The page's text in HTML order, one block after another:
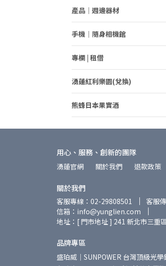
產品｜週邊器材
手機｜隨身相機館
專欄 | 租借
湧蓮紅利樂園(兌換)
熊蜂日本果實酒
用心、服務、創新的團隊
湧蓮官網 關於我們 退款政策
關於我們
客服專線：02-29808501 客服
信箱：info@yunglien.com
地址：[ 門市地址 ] 241 新北市三
品牌專區
盛珀威｜SUNPOWER 台灣頂級光學